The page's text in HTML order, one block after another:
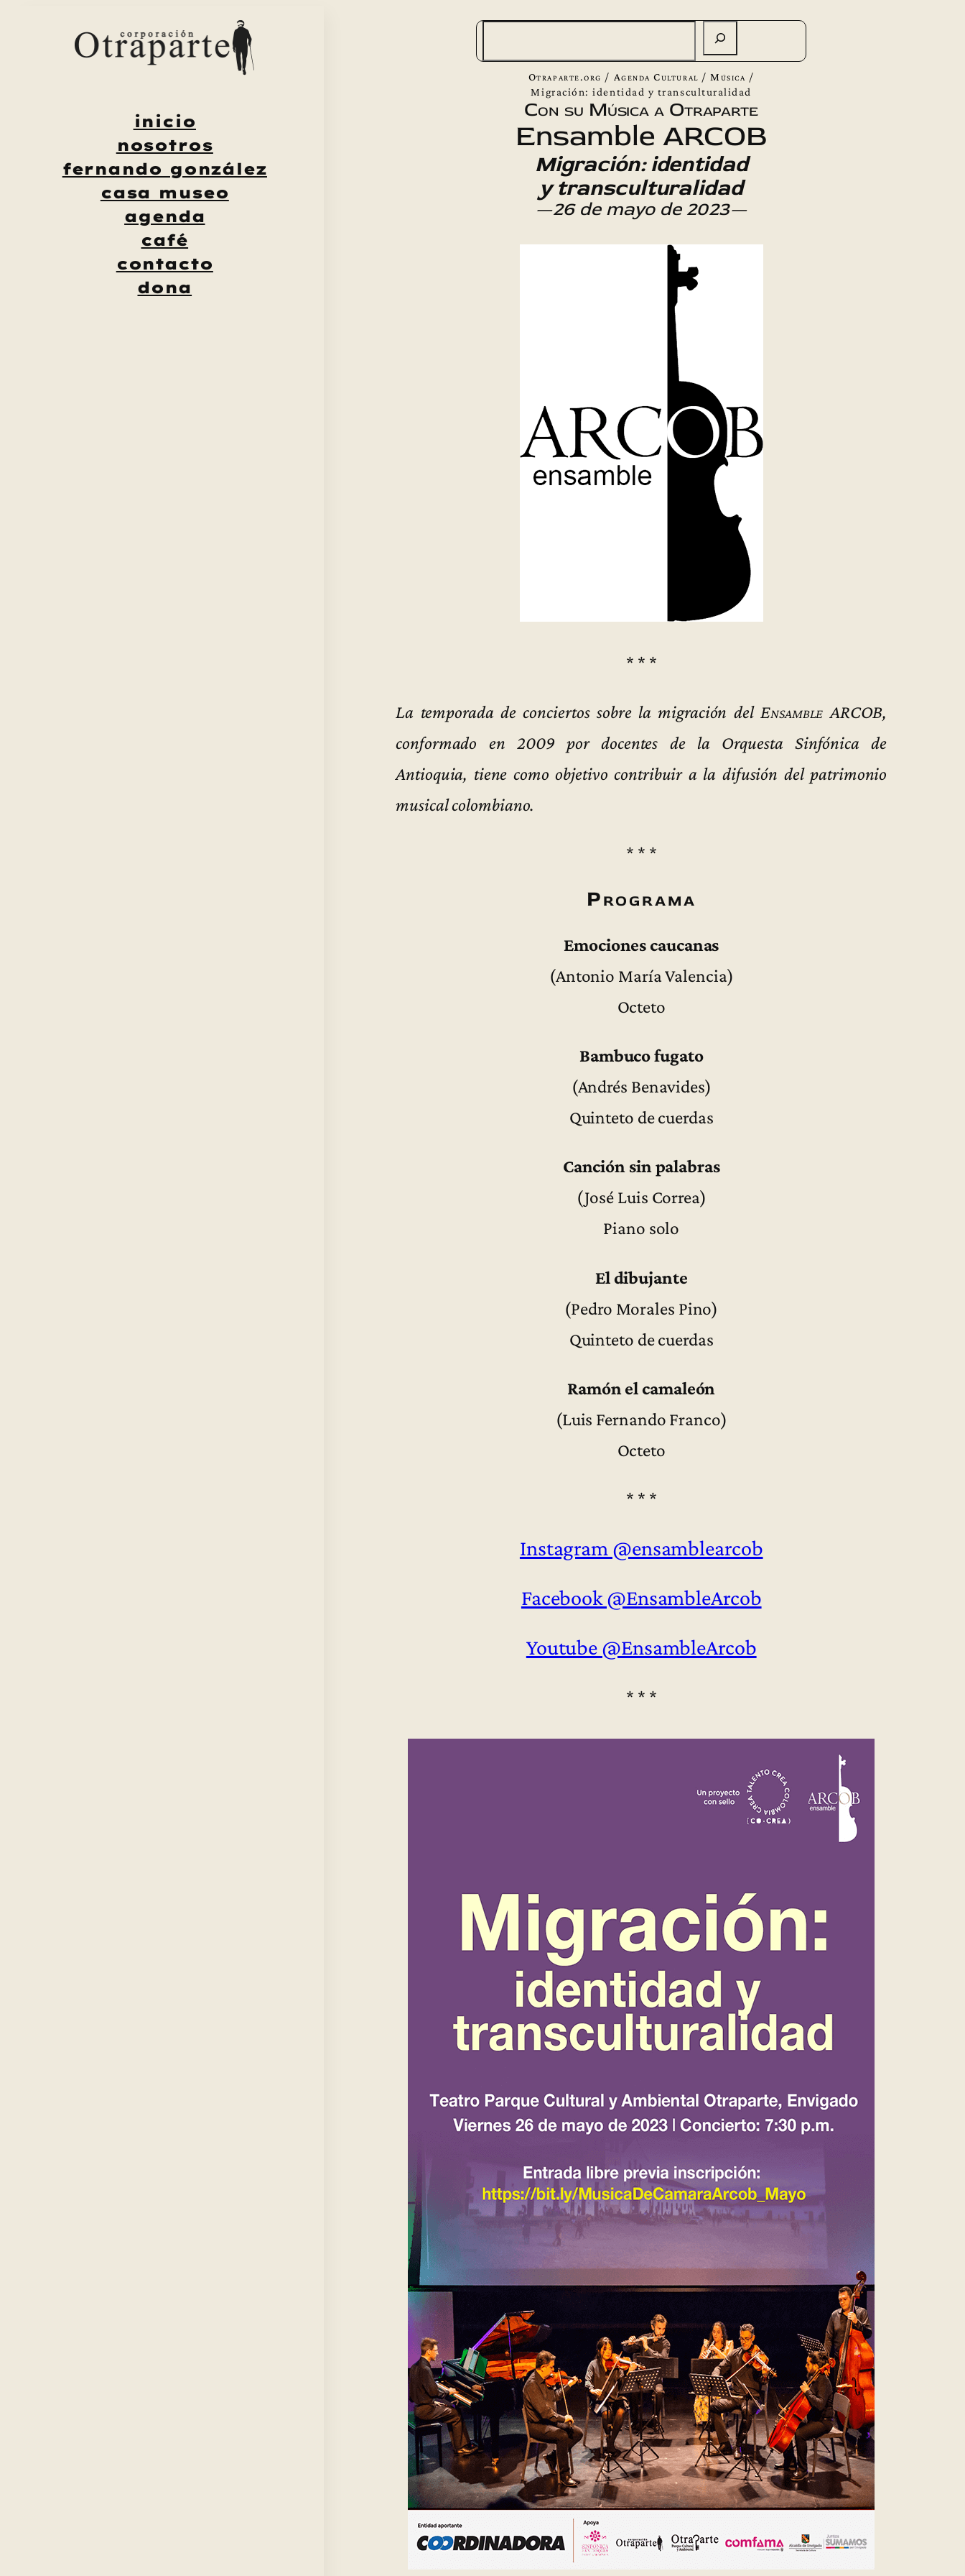
inicio
nosotros
fernando gonzález
casa museo
agenda
café
contacto
dona
Otraparte.org / Agenda Cultural /Música /
Migración: identidad y transculturalidad
Con su Música a Otraparte
Ensamble ARCOB
Migración: identidad
y transculturalidad
—26 de mayo de 2023—
* * *
La temporada de conciertos sobre la migración del Ensamble ARCOB,
conformado en 2009 por docentes de la Orquesta Sinfónica de
Antioquia, tiene como objetivo contribuir a la difusión del patrimonio
musical colombiano.
* * *
Programa
Emociones caucanas
(Antonio María Valencia)
Octeto
Bambuco fugato
(Andrés Benavides)
Quinteto de cuerdas
Canción sin palabras
(José Luis Correa)
Piano solo
El dibujante
(Pedro Morales Pino)
Quinteto de cuerdas
Ramón el camaleón
(Luis Fernando Franco)
Octeto
* * *
Instagram @ensamblearcob
Facebook @EnsambleArcob
Youtube @EnsambleArcob
* * *